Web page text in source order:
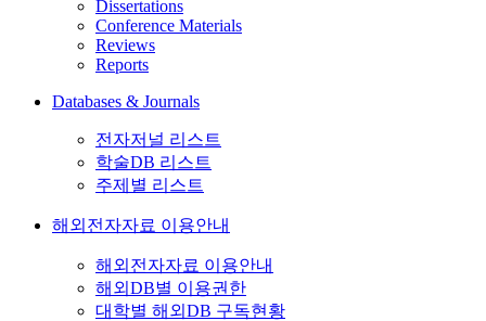
Dissertations
Conference Materials
Reviews
Reports
Databases & Journals
전자저널 리스트
학술DB 리스트
주제별 리스트
해외전자자료 이용안내
해외전자자료 이용안내
해외DB별 이용권한
대학별 해외DB 구독현황